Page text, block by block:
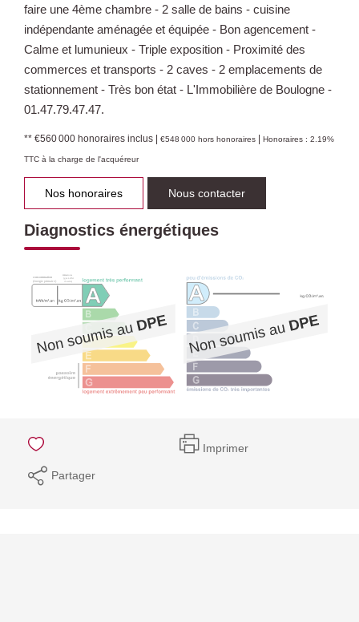
faire une 4ème chambre - 2 salle de bains - cuisine
indépendante aménagée et équipée - Bon agencement -
Calme et lumunieux - Triple exposition - Proximité des
commerces et transports - 2 caves - 2 emplacements de
stationnement - Très bon état - L'Immobilière de Boulogne -
01.47.79.47.47.
** €560 000 honoraires inclus | €548 000 hors honoraires | Honoraires : 2.19%
TTC à la charge de l'acquéreur
Nos honoraires Nous contacter
Diagnostics énergétiques
Imprimer
Partager